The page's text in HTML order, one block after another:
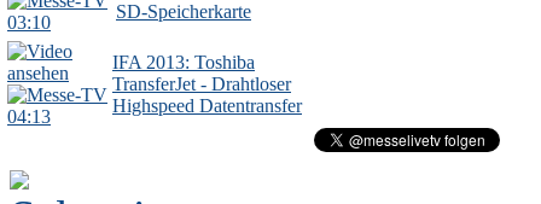
03:10
SD-Speicherkarte
04:13
IFA 2013: Toshiba
TransferJet - Drahtloser
Highspeed Datentransfer